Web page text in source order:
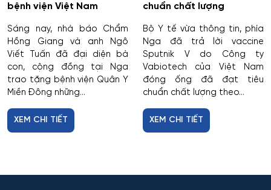
bệnh viện Việt Nam
Sáng nay, nhà báo Chẩm
Hồng Giang và anh Ngô
Viết Tuấn đã đại diện bà
con, cộng đồng tại Nga
trao tặng bệnh viện Quân Y
Miền Đông những...
XEM CHI TIẾT
chuẩn chất lượng
Bộ Y tế vừa thông tin, phía
Nga đã trả lời vaccine
Sputnik V do Công ty
Vabiotech của Việt Nam
đóng ống đã đạt tiêu
chuẩn chất lượng theo...
XEM CHI TIẾT